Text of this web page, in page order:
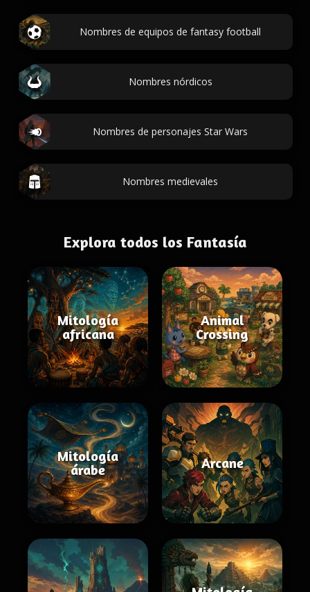
Nombres de equipos de fantasy football
Nombres nórdicos
Nombres de personajes Star Wars
Nombres medievales
Explora todos los Fantasía
Mitología
africana
Animal
Crossing
Mitología
árabe
Arcane